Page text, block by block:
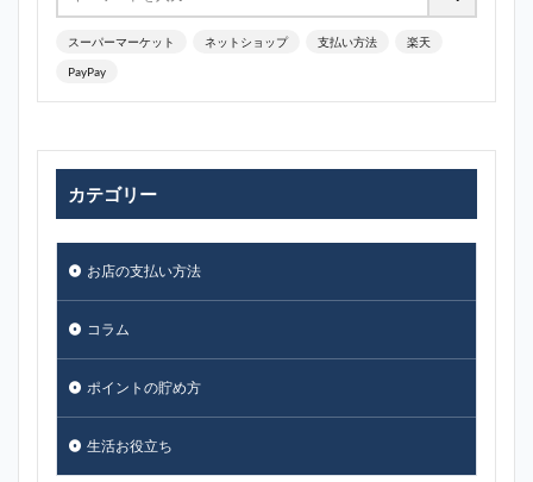
スーパーマーケット ネットショップ 支払い方法 楽天
PayPay
カテゴリー
お店の支払い方法
コラム
ポイントの貯め方
生活お役立ち